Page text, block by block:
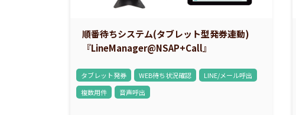
順番待ちシステム(タブレット型発券連動)
『LineManager@NSAP+Call』
タブレット発券 WEB待ち状況確認
LINE/メール呼出
複数用件
音声呼出